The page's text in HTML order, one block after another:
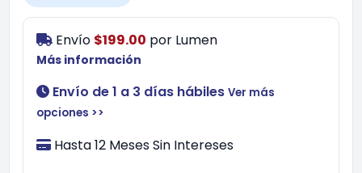
Envío $199.00 por Lumen
Más información
Envío de 1 a 3 días hábiles Ver más
opciones >>
Hasta 12 Meses Sin Intereses